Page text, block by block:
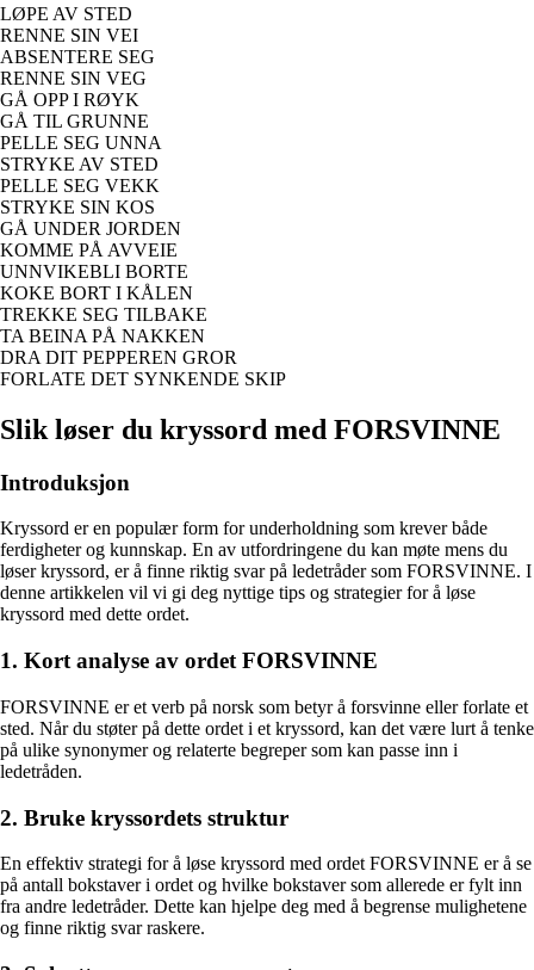
LØPE AV STED
RENNE SIN VEI
ABSENTERE SEG
RENNE SIN VEG
GÅ OPP I RØYK
GÅ TIL GRUNNE
PELLE SEG UNNA
STRYKE AV STED
PELLE SEG VEKK
STRYKE SIN KOS
GÅ UNDER JORDEN
KOMME PÅ AVVEIE
UNNVIKEBLI BORTE
KOKE BORT I KÅLEN
TREKKE SEG TILBAKE
TA BEINA PÅ NAKKEN
DRA DIT PEPPEREN GROR
FORLATE DET SYNKENDE SKIP
Slik løser du kryssord med FORSVINNE
Introduksjon
Kryssord er en populær form for underholdning som krever både
ferdigheter og kunnskap. En av utfordringene du kan møte mens du
løser kryssord, er å finne riktig svar på ledetråder som FORSVINNE. I
denne artikkelen vil vi gi deg nyttige tips og strategier for å løse
kryssord med dette ordet.
1. Kort analyse av ordet FORSVINNE
FORSVINNE er et verb på norsk som betyr å forsvinne eller forlate et
sted. Når du støter på dette ordet i et kryssord, kan det være lurt å tenke
på ulike synonymer og relaterte begreper som kan passe inn i
ledetråden.
2. Bruke kryssordets struktur
En effektiv strategi for å løse kryssord med ordet FORSVINNE er å se
på antall bokstaver i ordet og hvilke bokstaver som allerede er fylt inn
fra andre ledetråder. Dette kan hjelpe deg med å begrense mulighetene
og finne riktig svar raskere.